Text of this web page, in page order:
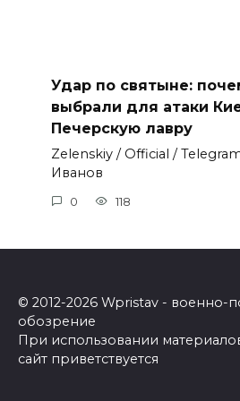
Удар по святыне:
выбрали для атаки
Печерскую лавру
Zеlеnskiу / Оfficiаl /
Иванов
0 118
© 2012-2026 Wpristav - военно-
обозрение
При использовании
сайт приветствуется